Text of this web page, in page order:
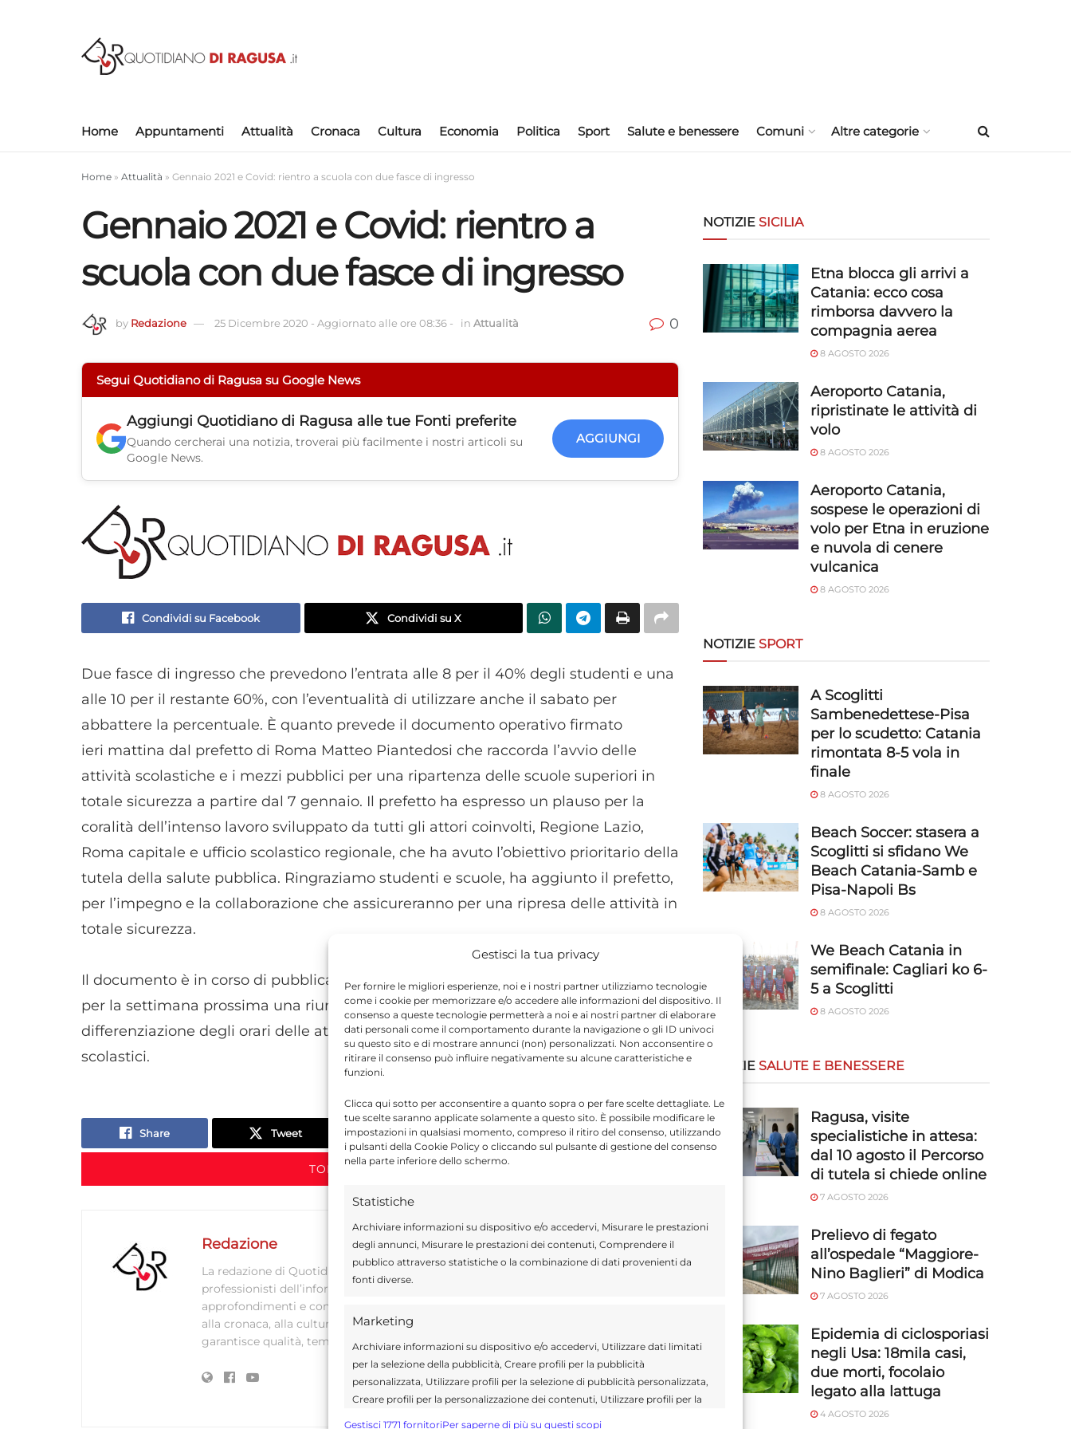
Gestisci la tua privacy
Per fornire le migliori esperienze, noi e i nostri partner utilizziamo tecnologie
come i cookie per memorizzare e/o accedere alle informazioni del dispositivo. Il
consenso a queste tecnologie permetterà a noi e ai nostri partner di elaborare
dati personali come il comportamento durante la navigazione o gli ID univoci
su questo sito e di mostrare annunci (non) personalizzati. Non acconsentire o
ritirare il consenso può influire negativamente su alcune caratteristiche e
funzioni.
Clicca qui sotto per acconsentire a quanto sopra o per fare scelte dettagliate. Le
tue scelte saranno applicate solamente a questo sito. È possibile modificare le
impostazioni in qualsiasi momento, compreso il ritiro del consenso, utilizzando
i pulsanti della Cookie Policy o cliccando sul pulsante di gestione del consenso
nella parte inferiore dello schermo.
Statistiche
Archiviare informazioni su dispositivo e/o accedervi, Misurare le prestazioni
degli annunci, Misurare le prestazioni dei contenuti, Comprendere il
pubblico attraverso statistiche o la combinazione di dati provenienti da
fonti diverse.
Marketing
Archiviare informazioni su dispositivo e/o accedervi, Utilizzare dati limitati
per la selezione della pubblicità, Creare profili per la pubblicità
personalizzata, Utilizzare profili per la selezione di pubblicità personalizzata,
Creare profili per la personalizzazione dei contenuti, Utilizzare profili per la
Gestisci 1771 fornitoriPer saperne di più su questi scopi
Home Appuntamenti Attualità Cronaca Cultura Economia Politica Sport Salute e benessere Comuni Altre categorie
Home » Attualità » Gennaio 2021 e Covid: rientro a scuola con due fasce di ingresso
Gennaio 2021 e Covid: rientro a
scuola con due fasce di ingresso
by Redazione 25 Dicembre 2020 - Aggiornato alle ore 08:36 - in Attualità 0
Segui Quotidiano di Ragusa su Google News
Aggiungi Quotidiano di Ragusa alle tue Fonti preferite
Quando cercherai una notizia, troverai più facilmente i nostri articoli su
Google News.
AGGIUNGI
Condividi su Facebook Condividi su X
Due fasce di ingresso che prevedono l’entrata alle 8 per il 40% degli studenti e una
alle 10 per il restante 60%, con l’eventualità di utilizzare anche il sabato per
abbattere la percentuale. È quanto prevede il documento operativo firmato
ieri mattina dal prefetto di Roma Matteo Piantedosi che raccorda l’avvio delle
attività scolastiche e i mezzi pubblici per una ripartenza delle scuole superiori in
totale sicurezza a partire dal 7 gennaio. Il prefetto ha espresso un plauso per la
coralità dell’intenso lavoro sviluppato da tutti gli attori coinvolti, Regione Lazio,
Roma capitale e ufficio scolastico regionale, che ha avuto l’obiettivo prioritario della
tutela della salute pubblica. Ringraziamo studenti e scuole, ha aggiunto il prefetto,
per l’impegno e la collaborazione che assicureranno per una ripresa delle attività in
totale sicurezza.
Il documento è in corso di pubblicazione sul sito della prefettura. Già programmata
per la settimana prossima una riunione del tavolo di coordinamento per valutare la
differenziazione degli orari delle attività produttive e commerciali rispetto a quelli
scolastici.
Share Tweet Send Share
TORNA IN ATTUALITÀ
Redazione
La redazione di Quotidianodiragusa.it è composta da giornalisti, collaboratori e
professionisti dell’informazione che ogni giorno lavorano per offrire notizie,
approfondimenti e contenuti accurati dedicati alla Sicilia, all’attualità, alla politica,
alla cronaca, alla cultura e allo sport. Un team dinamico e indipendente che
garantisce qualità, tempestività e affidabilità.
NOTIZIE SICILIA
Etna blocca gli arrivi a
Catania: ecco cosa
rimborsa davvero la
compagnia aerea
8 AGOSTO 2026
Aeroporto Catania,
ripristinate le attività di
volo
8 AGOSTO 2026
Aeroporto Catania,
sospese le operazioni di
volo per Etna in eruzione
e nuvola di cenere
vulcanica
8 AGOSTO 2026
NOTIZIE SPORT
A Scoglitti
Sambenedettese-Pisa
per lo scudetto: Catania
rimontata 8-5 vola in
finale
8 AGOSTO 2026
Beach Soccer: stasera a
Scoglitti si sfidano We
Beach Catania-Samb e
Pisa-Napoli Bs
8 AGOSTO 2026
We Beach Catania in
semifinale: Cagliari ko 6-
5 a Scoglitti
8 AGOSTO 2026
NOTIZIE SALUTE E BENESSERE
Ragusa, visite
specialistiche in attesa:
dal 10 agosto il Percorso
di tutela si chiede online
7 AGOSTO 2026
Prelievo di fegato
all’ospedale “Maggiore-
Nino Baglieri” di Modica
7 AGOSTO 2026
Epidemia di ciclosporiasi
negli Usa: 18mila casi,
due morti, focolaio
legato alla lattuga
4 AGOSTO 2026